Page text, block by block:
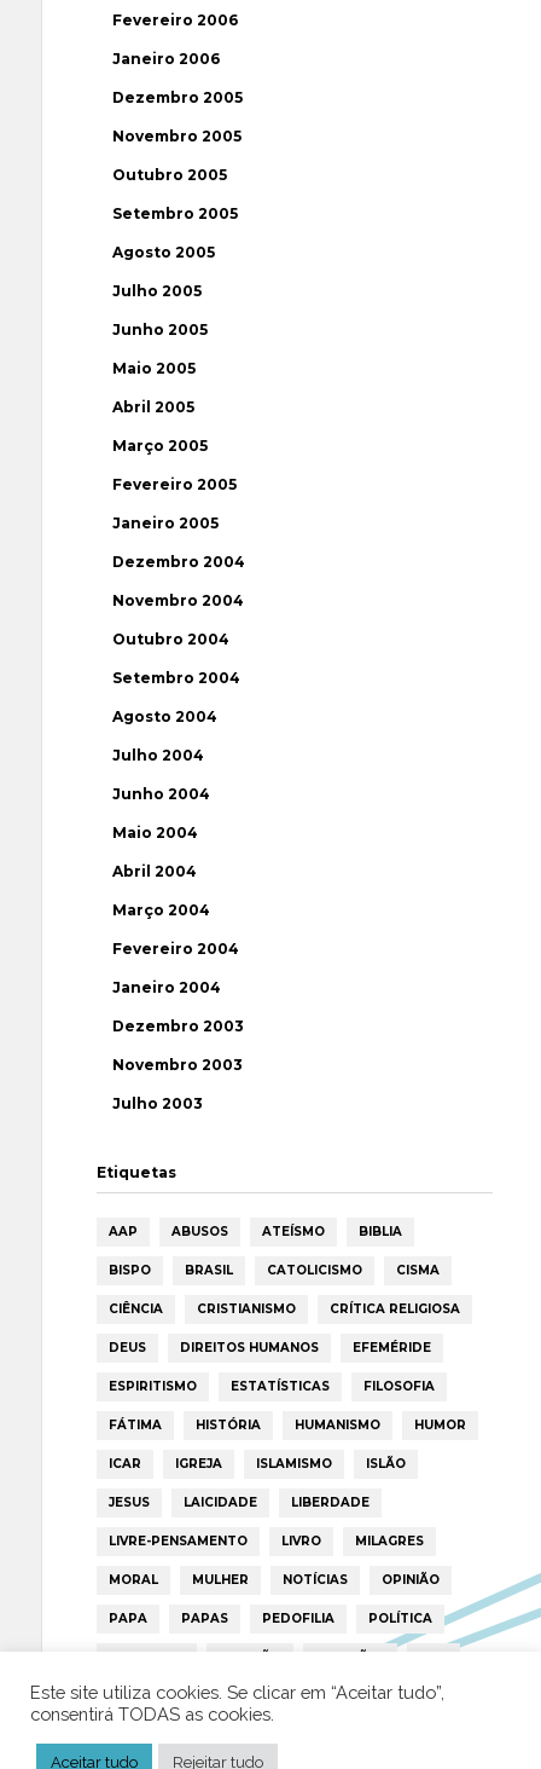
Fevereiro 2006
Janeiro 2006
Dezembro 2005
Novembro 2005
Outubro 2005
Setembro 2005
Agosto 2005
Julho 2005
Junho 2005
Maio 2005
Abril 2005
Março 2005
Fevereiro 2005
Janeiro 2005
Dezembro 2004
Novembro 2004
Outubro 2004
Setembro 2004
Agosto 2004
Julho 2004
Junho 2004
Maio 2004
Abril 2004
Março 2004
Fevereiro 2004
Janeiro 2004
Dezembro 2003
Novembro 2003
Julho 2003
Etiquetas
AAP ABUSOS ATEÍSMO BIBLIA
BISPO BRASIL CATOLICISMO CISMA
CIÊNCIA CRISTIANISMO CRÍTICA RELIGIOSA
DEUS DIREITOS HUMANOS EFEMÉRIDE
ESPIRITISMO ESTATÍSTICAS FILOSOFIA
FÁTIMA HISTÓRIA HUMANISMO HUMOR
ICAR IGREJA ISLAMISMO ISLÃO
JESUS LAICIDADE LIBERDADE
LIVRE-PENSAMENTO LIVRO MILAGRES
MORAL MULHER NOTÍCIAS OPINIÃO
PAPA PAPAS PEDOFILIA POLÍTICA
PORTUGAL RELIGIÃO RELIGIÕES RTP
TRUMP VATICANO
Este site utiliza cookies. Se clicar em “Aceitar tudo”,
consentirá TODAS as cookies.
Aceitar tudo Rejeitar tudo